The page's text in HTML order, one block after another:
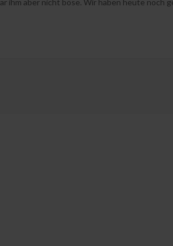
ihm aber nicht böse. Wir haben heute noch